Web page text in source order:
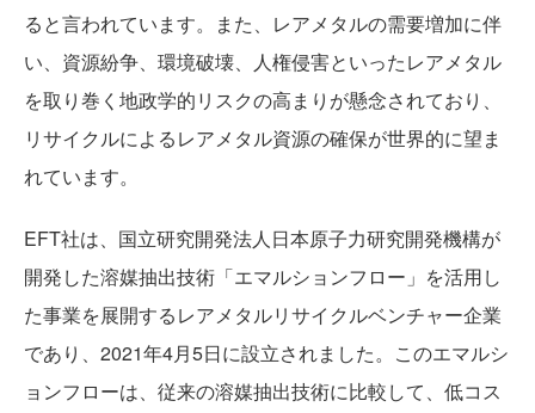
LIB RECYCLE
ると言われています。また、レアメタルの需要増加に伴
い、資源紛争、環境破壊、人権侵害といったレアメタル
を取り巻く地政学的リスクの高まりが懸念されており、
リサイクルによるレアメタル資源の確保が世界的に望ま
れています。
EFT社は、国立研究開発法人日本原子力研究開発機構が
開発した溶媒抽出技術「エマルションフロー」を活用し
た事業を展開するレアメタルリサイクルベンチャー企業
であり、2021年4月5日に設立されました。このエマルシ
ョンフローは、従来の溶媒抽出技術に比較して、低コス